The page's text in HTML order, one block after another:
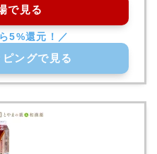
で見る
ングで見る